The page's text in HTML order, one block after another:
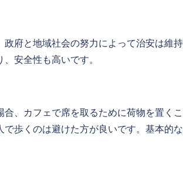
府と地域社会の努力によって治安は維持
安全性も高いです。
、カフェで席を取るために荷物を置くこ
歩くのは避けた方が良いです。基本的な